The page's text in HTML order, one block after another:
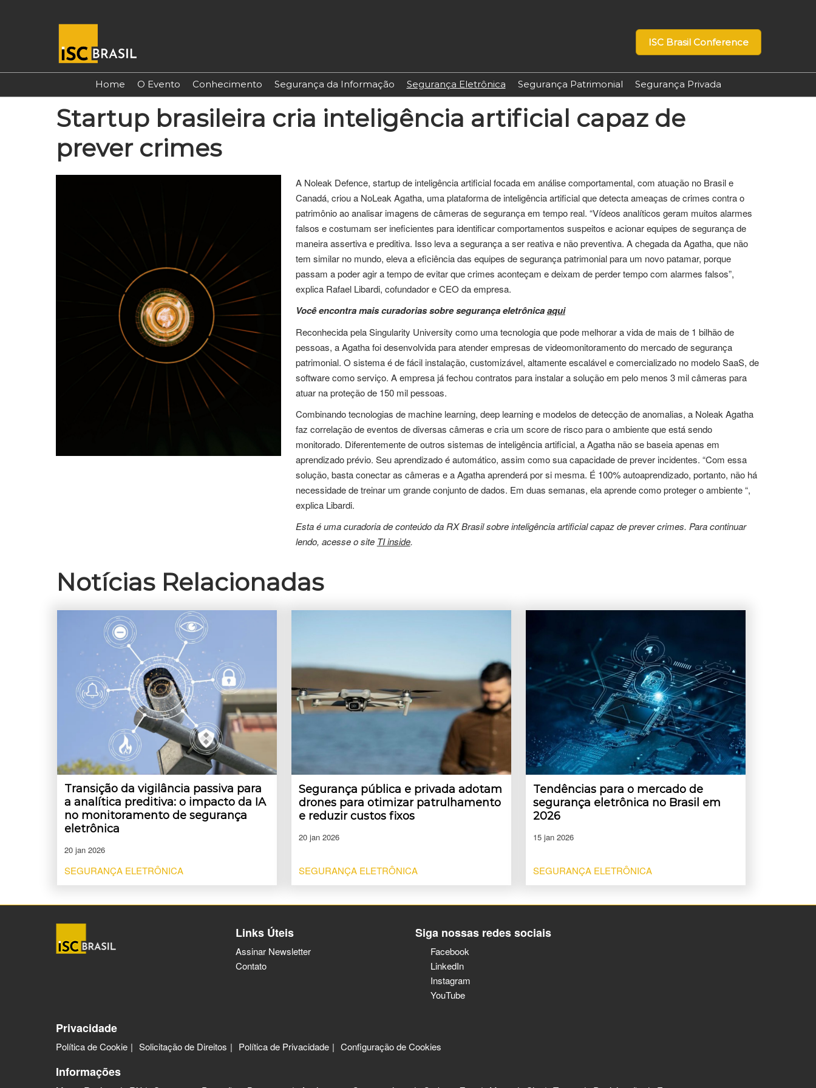
para
conteúdo
ISC Brasil Conference
Home O Evento Conhecimento Segurança da Informação Segurança Eletrônica Segurança Patrimonial Segurança Privada
Startup brasileira cria inteligência artificial capaz de
prever crimes
A Noleak Defence, startup de inteligência artificial focada em análise comportamental, com atuação no Brasil e
Canadá, criou a NoLeak Agatha, uma plataforma de inteligência artificial que detecta ameaças de crimes contra o
patrimônio ao analisar imagens de câmeras de segurança em tempo real. “Vídeos analíticos geram muitos alarmes
falsos e costumam ser ineficientes para identificar comportamentos suspeitos e acionar equipes de segurança de
maneira assertiva e preditiva. Isso leva a segurança a ser reativa e não preventiva. A chegada da Agatha, que não
tem similar no mundo, eleva a eficiência das equipes de segurança patrimonial para um novo patamar, porque
passam a poder agir a tempo de evitar que crimes aconteçam e deixam de perder tempo com alarmes falsos”,
explica Rafael Libardi, cofundador e CEO da empresa.
Você encontramais curadoriassobre segurança eletrônicaaqui
Reconhecida pela Singularity University como uma tecnologia que pode melhorar a vida de mais de 1 bilhão de
pessoas, a Agatha foi desenvolvida para atender empresas de videomonitoramento do mercado de segurança
patrimonial. O sistema é de fácil instalação, customizável, altamente escalável e comercializado no modelo SaaS, de
software como serviço. A empresa já fechou contratos para instalar a solução em pelo menos 3 mil câmeras para
atuar na proteção de 150 mil pessoas.
Combinando tecnologias de machine learning, deep learning e modelos de detecção de anomalias, a Noleak Agatha
faz correlação de eventos de diversas câmeras e cria um score de risco para o ambiente que está sendo
monitorado. Diferentemente de outros sistemas de inteligência artificial, a Agatha não se baseia apenas em
aprendizado prévio. Seu aprendizado é automático, assim como sua capacidade de prever incidentes. “Com essa
solução, basta conectar as câmeras e a Agatha aprenderá por si mesma. É 100% autoaprendizado, portanto, não há
necessidade de treinar um grande conjunto de dados. Em duas semanas, ela aprende como proteger o ambiente “,
explica Libardi.
Esta é uma curadoria de conteúdo da RX Brasil sobre inteligência artificial capaz de prever crimes. Para continuar
lendo, acesse o site TI inside.
Notícias Relacionadas
Transição da vigilância passiva para
a analítica preditiva: o impacto da IA
no monitoramento de segurança
eletrônica
20 jan 2026
SEGURANÇA ELETRÔNICA
Segurança pública e privada adotam
drones para otimizar patrulhamento
e reduzir custos fixos
20 jan 2026
SEGURANÇA ELETRÔNICA
Tendências para o mercado de
segurança eletrônica no Brasil em
2026
15 jan 2026
SEGURANÇA ELETRÔNICA
Links Úteis
Assinar Newsletter
Contato
Siga nossas redes sociais
Facebook
LinkedIn
Instagram
YouTube
Privacidade
Política de Cookie Solicitação de Direitos Política de Privacidade Configuração de Cookies
Informações